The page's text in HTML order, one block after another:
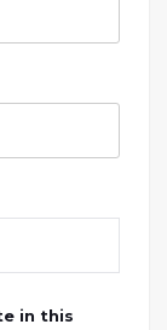
in this